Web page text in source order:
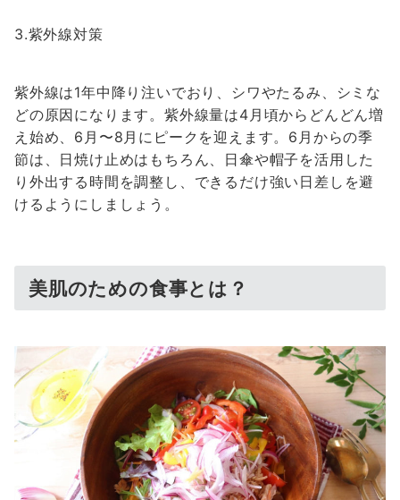
3.紫外線対策
紫外線は1年中降り注いでおり、シワやたるみ、シミな
どの原因になります。紫外線量は4月頃からどんどん増
え始め、6月〜8月にピークを迎えます。6月からの季
節は、日焼け止めはもちろん、日傘や帽子を活用した
り外出する時間を調整し、できるだけ強い日差しを避
けるようにしましょう。
美肌のための食事とは？